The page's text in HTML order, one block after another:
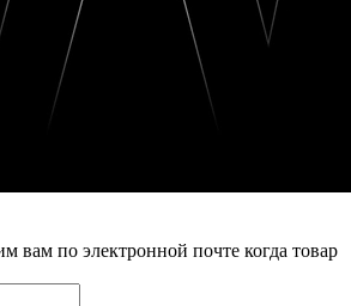
вам по электронной почте когда товар